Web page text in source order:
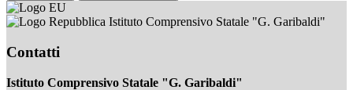
Istituto Comprensivo Statale "G. Garibaldi"
Contatti
Istituto Comprensivo Statale "G. Garibaldi"